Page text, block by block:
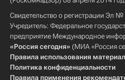
Свидетельство о регистрации Эл
Учредитель: Федеральное
предприятие Международное
«Россия сегодня» (МИА «Россия
Правила использования
Политика конфиденциальности
Правила применения